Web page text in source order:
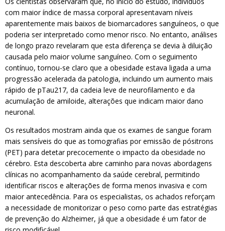
com maior índice de massa corporal apresentavam níveis
aparentemente mais baixos de biomarcadores sanguíneos, o que
poderia ser interpretado como menor risco. No entanto, análises
de longo prazo revelaram que esta diferença se devia à diluição
causada pelo maior volume sanguíneo. Com o seguimento
contínuo, tornou-se claro que a obesidade estava ligada a uma
progressão acelerada da patologia, incluindo um aumento mais
rápido de pTau217, da cadeia leve de neurofilamento e da
acumulação de amiloide, alterações que indicam maior dano
neuronal.
Os resultados mostram ainda que os exames de sangue foram
mais sensíveis do que as tomografias por emissão de pósitrons
(PET) para detetar precocemente o impacto da obesidade no
cérebro. Esta descoberta abre caminho para novas abordagens
clínicas no acompanhamento da saúde cerebral, permitindo
identificar riscos e alterações de forma menos invasiva e com
maior antecedência. Para os especialistas, os achados reforçam
a necessidade de monitorizar o peso como parte das estratégias
de prevenção do Alzheimer, já que a obesidade é um fator de